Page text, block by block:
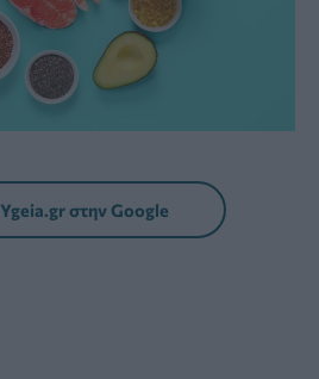
στην Google